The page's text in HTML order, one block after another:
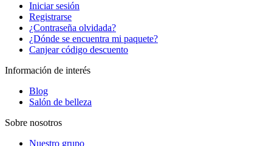
Iniciar sesión
Registrarse
¿Contraseña olvidada?
¿Dónde se encuentra mi paquete?
Canjear código descuento
Información de interés
Blog
Salón de belleza
Sobre nosotros
Nuestro grupo